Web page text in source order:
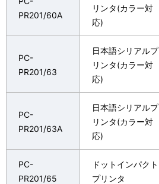
PR201/60A
リンタ(カラー対
応)
PC-
PR201/63
日本語シリアルプ
リンタ(カラー対
応)
PC-
PR201/63A
日本語シリアルプ
リンタ(カラー対
応)
PC-
PR201/65
ドットインパクト
プリンタ